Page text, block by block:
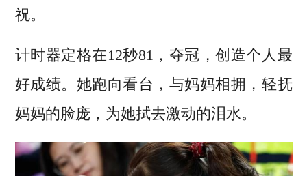
祝。
计时器定格在12秒81，夺冠，创造个人最
好成绩。她跑向看台，与妈妈相拥，轻抚
妈妈的脸庞，为她拭去激动的泪水。